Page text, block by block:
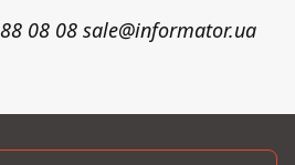
08 08 sale@informator.ua